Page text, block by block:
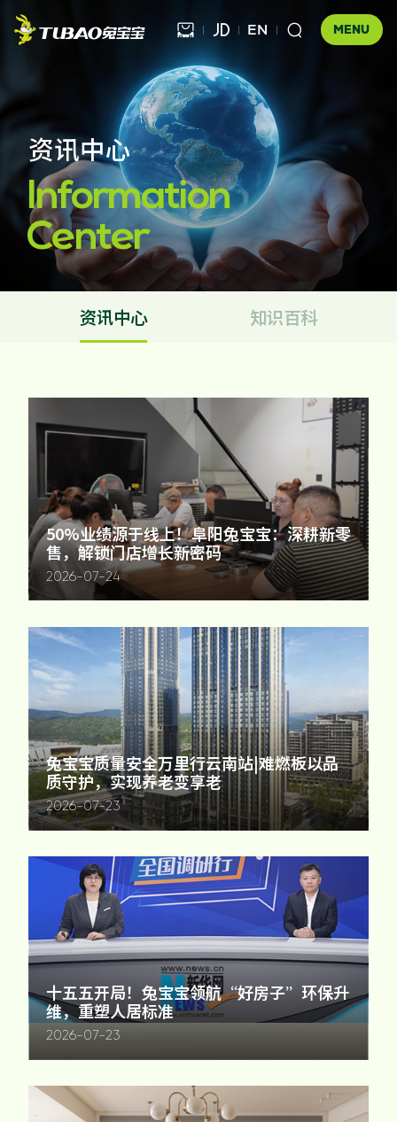
MENU
  EN 
健康饰材
板材
科技木
胶粘材料
健康家居 
全屋定制
UNICO
地板
家配
公司介绍
企业文化
发展历程
品牌优势
门店查询
防伪查询
违规投诉
资讯中心
品牌视频
人事招聘
基本信息
公司公告
公司治理
股票信息
互动交流
资讯中心
Information
Center
资讯中心 知识百科
50%业绩源于线上！阜阳兔宝宝：深耕新零
售，解锁门店增长新密码
2026-07-24
兔宝宝质量安全万里行云南站|难燃板以品
质守护，实现养老变享老
2026-07-23
十五五开局！兔宝宝领航“好房子”环保升
维，重塑人居标准
2026-07-23